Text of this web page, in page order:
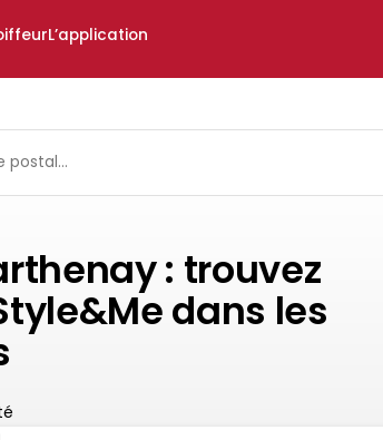
L’application
: trouvez
dans les